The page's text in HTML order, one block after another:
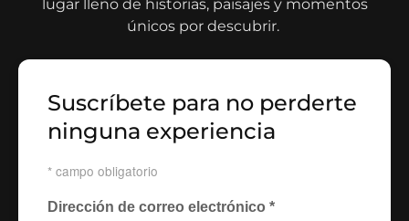
lugar lleno de historias, paisajes y momentos
únicos por descubrir.
Suscríbete para no perderte
ninguna experiencia
* campo obligatorio
Dirección de correo electrónico *